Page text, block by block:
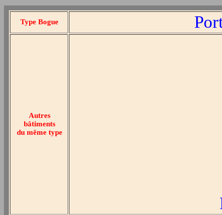
Type Bogue
Autres
bâtiments
du même type